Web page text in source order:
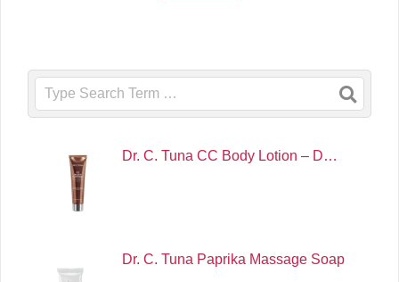
Search
Dr. C. Tuna CC Body Lotion – D…
Dr. C. Tuna Paprika Massage Soap